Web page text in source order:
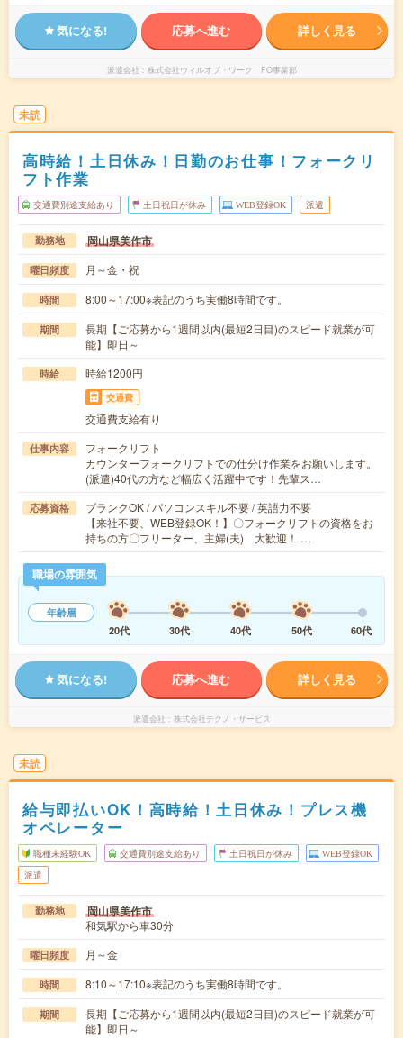
気になる! 応募へ進む 詳しく見る
派遣会社 株式会社ウィルオブ・ワーク FO事業部
未読
高時給！土日休み！日勤のお仕事！フォークリ
フト作業
交通費別途支給あり 土日祝日が休み WEB登録OK 派遣
勤務地 岡山県美作市
曜日頻度 月～金・祝
時間 8:00～17:00※表記のうち実働8時間です。
期間
長期【ご応募から1週間以内(最短2日目)のスピード就業が可
能】即日～
時給 時給1200円
交通費
交通費支給有り
仕事内容
フォークリフト
カウンターフォークリフトでの仕分け作業をお願いします。
(派遣)40代の方など幅広く活躍中です！先輩ス…
応募資格
ブランクOK / パソコンスキル不要 / 英語力不要
【来社不要、WEB登録OK！】〇フォークリフトの資格をお
持ちの方〇フリーター、主婦(夫) 大歓迎！ …
職場の雰囲気
年齢層
20代
30代 40代 50代 60代
気になる! 応募へ進む 詳しく見る
派遣会社 株式会社テクノ・サービス
未読
給与即払いOK！高時給！土日休み！プレス機
オペレーター
職種未経験OK 交通費別途支給あり 土日祝日が休み WEB登録OK
派遣
勤務地 岡山県美作市
和気駅から車30分
曜日頻度 月～金
時間 8:10～17:10※表記のうち実働8時間です。
期間
長期【ご応募から1週間以内(最短2日目)のスピード就業が可
能】即日～